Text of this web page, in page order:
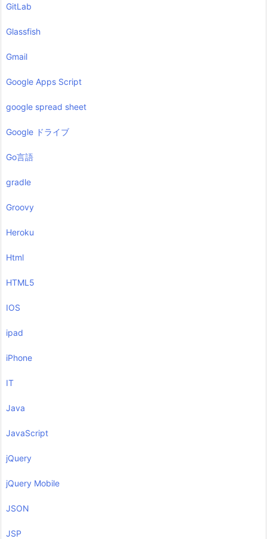
GitLab
Glassfish
Gmail
Google Apps Script
google spread sheet
Google ドライブ
Go言語
gradle
Groovy
Heroku
Html
HTML5
IOS
ipad
iPhone
IT
Java
JavaScript
jQuery
jQuery Mobile
JSON
JSP